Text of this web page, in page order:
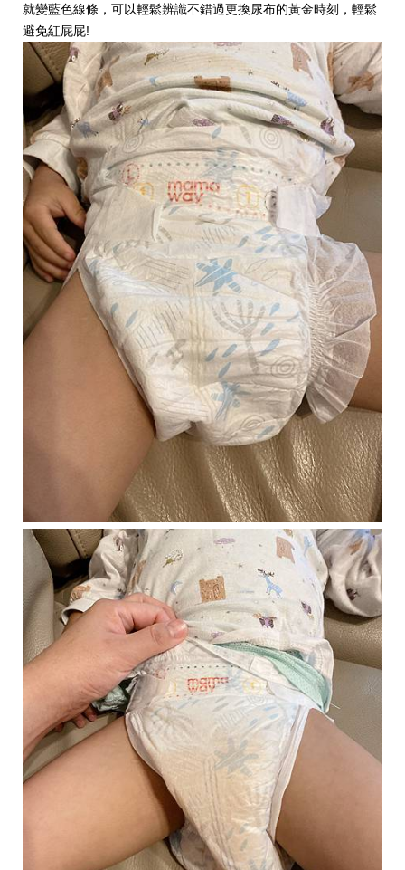
就變藍色線條，可以輕鬆辨識不錯過更換尿布的黃金時刻，輕鬆
避免紅屁屁!